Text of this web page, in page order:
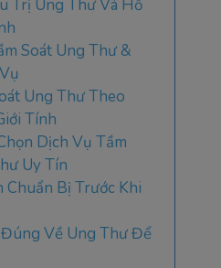
Trị Ung Thư Và Hỗ
Soát Ung Thư &
Ung Thư Theo
Tính
Dịch Vụ Tầm
Uy Tín
Chuẩn Bị Trước Khi
Về Ung Thư Để